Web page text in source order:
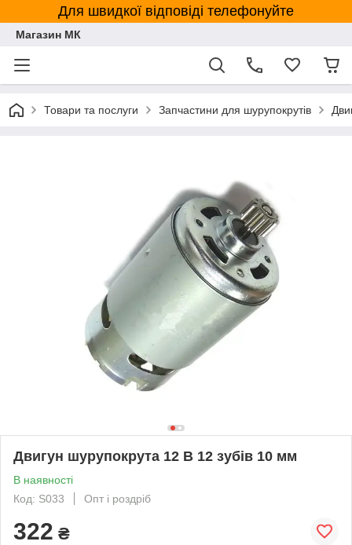
Для швидкої відповіді телефонуйте
Магазин МК
Товари та послуги Запчастини для шурупокрутів
Двигун шурупокрута 12 В 12 зубів 10 мм
В наявності
Код: S033
Опт і роздріб
322 ₴